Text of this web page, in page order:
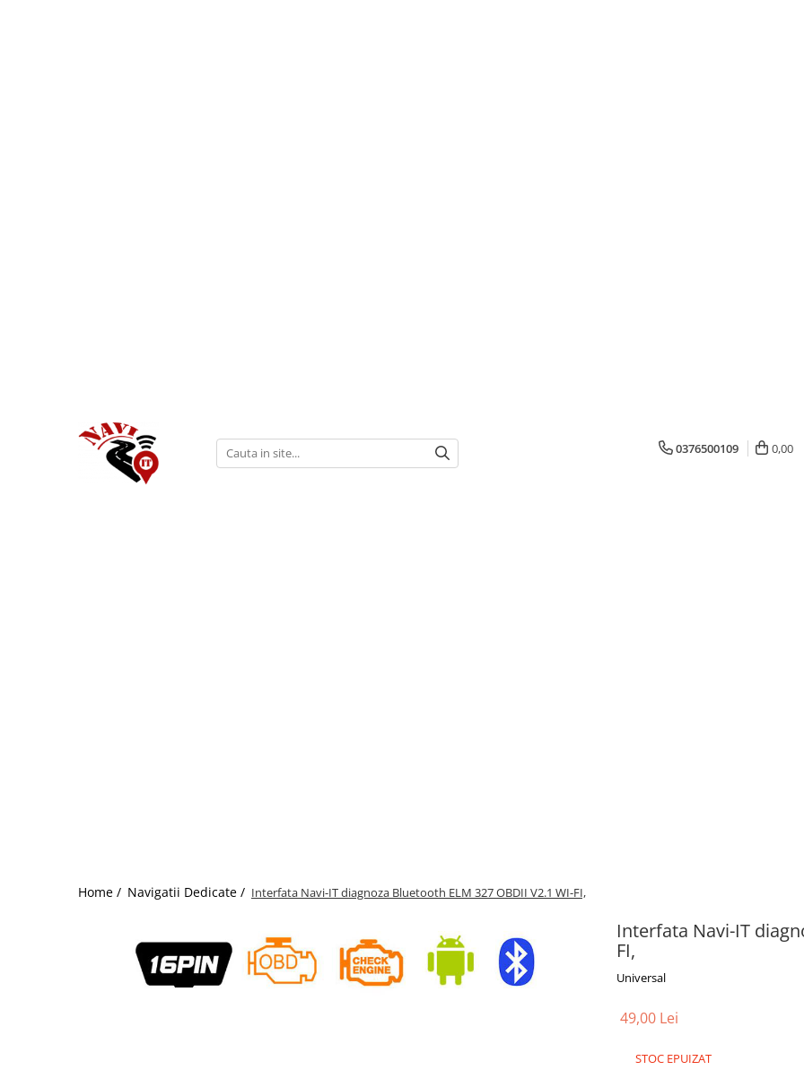
0376500109 0,00
Home / Navigatii Dedicate / Interfata Navi-IT diagnoza Bluetooth ELM 327 OBDII V2.1 WI-FI,
Interfata Navi-IT
FI,
Universal
49,00 Lei
STOC EPUIZAT